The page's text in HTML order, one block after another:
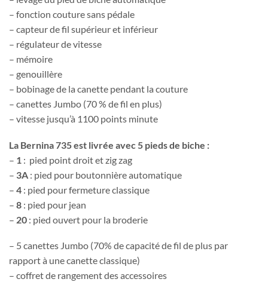
– fonction couture sans pédale
– capteur de fil supérieur et inférieur
– régulateur de vitesse
– mémoire
– genouillère
– bobinage de la canette pendant la couture
– canettes Jumbo (70 % de fil en plus)
– vitesse jusqu’à 1100 points minute
La Bernina 735 est livrée avec 5 pieds de biche :
– 1 : pied point droit et zig zag
– 3A : pied pour boutonnière automatique
– 4 : pied pour fermeture classique
– 8 : pied pour jean
– 20 : pied ouvert pour la broderie
– 5 canettes Jumbo (70% de capacité de fil de plus par
rapport à une canette classique)
– coffret de rangement des accessoires